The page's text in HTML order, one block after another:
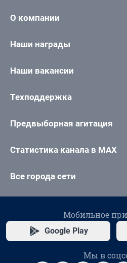
О компании
Наши награды
Наши вакансии
Техподдержка
Предвыборная агитация
Статистика канала в MAX
Все города сети
Мобильное
Google Play
Мы в